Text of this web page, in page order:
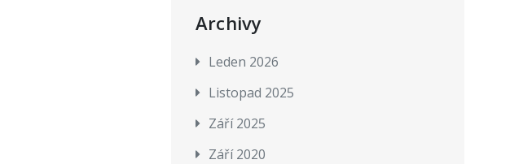
Archivy
Leden 2026
Listopad 2025
Září 2025
Září 2020